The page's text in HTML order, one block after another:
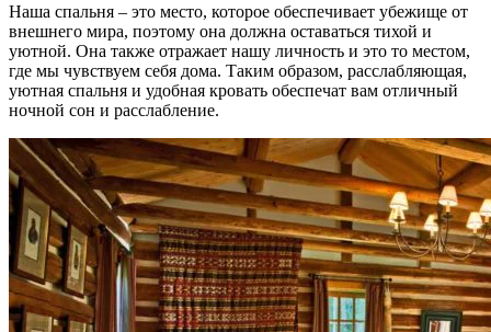
Наша спальня – это место, которое обеспечивает убежище от
внешнего мира, поэтому она должна оставаться тихой и
уютной. Она также отражает нашу личность и это то местом,
где мы чувствуем себя дома. Таким образом, расслабляющая,
уютная спальня и удобная кровать обеспечат вам отличный
ночной сон и расслабление.